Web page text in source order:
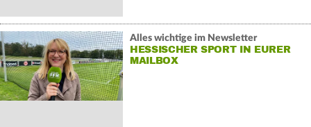
Alles wichtige im Newsletter
HESSISCHER SPORT IN EURER
MAILBOX